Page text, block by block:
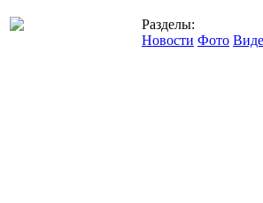
Разделы:
Новости Фото